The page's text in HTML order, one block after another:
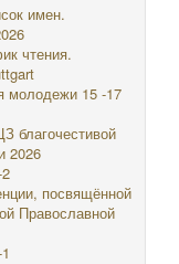
имен.
чтения.
молодежи 15 -17
благочестивой
2026
посвящённой
Православной